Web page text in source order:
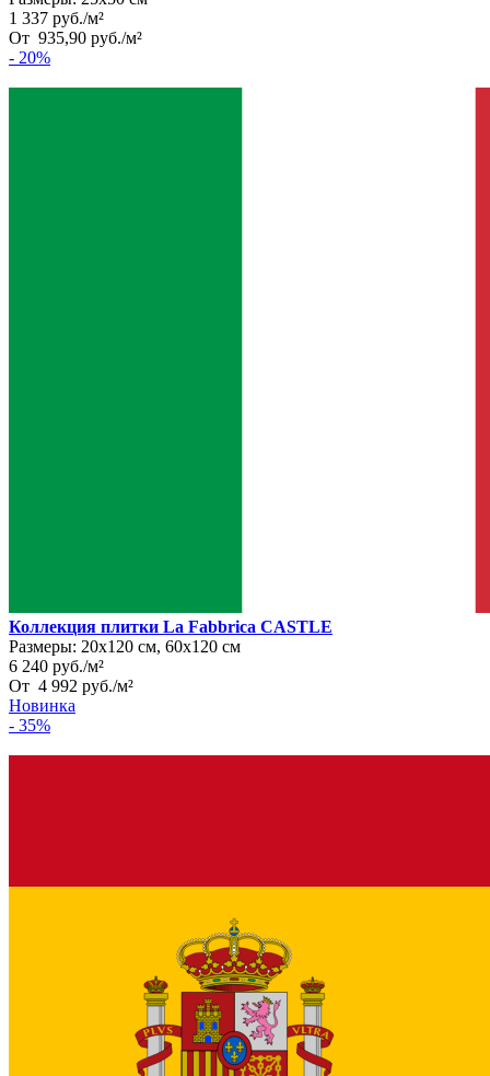
1 337 руб./м²
От 935,90 руб./м²
- 20%
Коллекция плитки La Fabbrica CASTLE
Размеры: 20х120 см, 60х120 см
6 240 руб./м²
От 4 992 руб./м²
Новинка
- 35%